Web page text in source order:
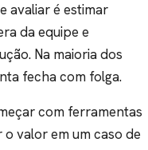
avaliar é estimar
da equipe e
Na maioria dos
fecha com folga.
com ferramentas
valor em um caso de